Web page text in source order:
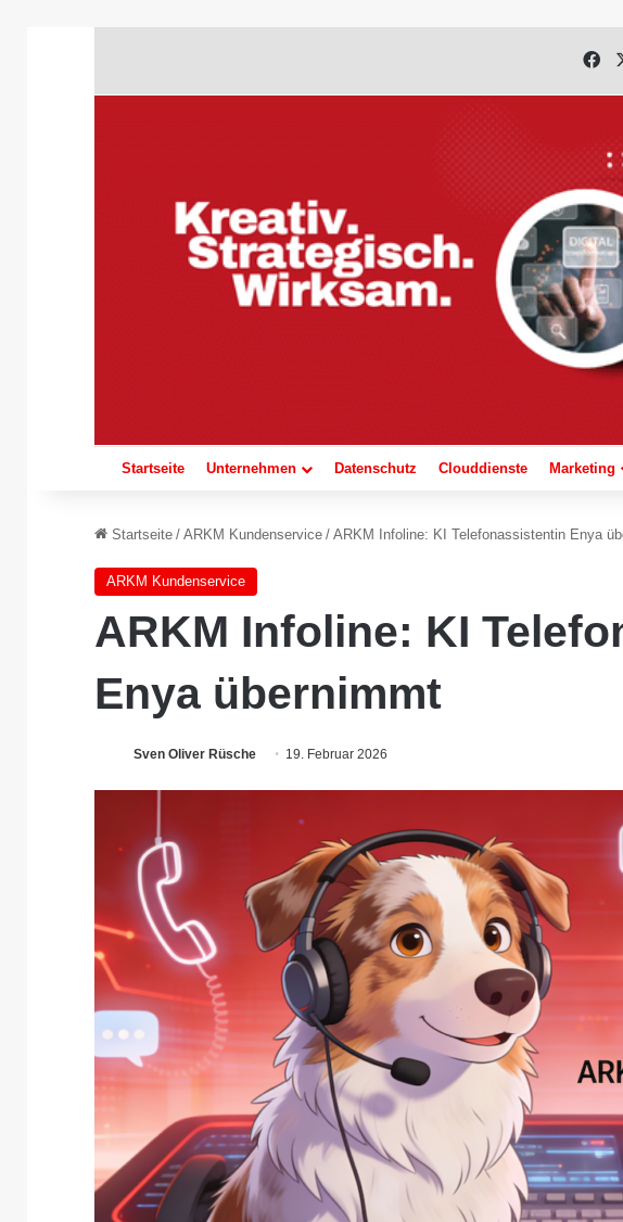
Startseite Unternehmen Datenschutz Clouddienste Marketing
Startseite / ARKM Kundenservice / ARKM Infoline: KI Telefonassistentin Enya
ARKM Kundenservice
ARKM Infoline: KI
Enya übernimmt
Sven Oliver Rüsche 19. Februar 2026